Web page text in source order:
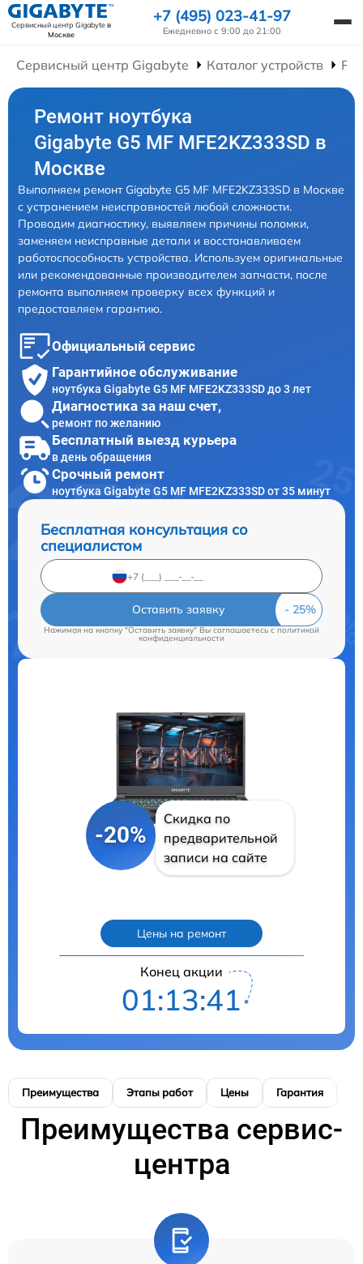
Сервисный центр Gigabyteв
Москве
+7 (495) 023-41-97
Ежедневно с 9:00 до 21:00
Сервисный центр Gigabyte Каталог устройств
Ремонт ноутбука
Gigabyte G5 MF MFE2KZ333SD в
Москве
Выполняем ремонт Gigabyte G5 MF MFE2KZ333SD в Москве
с устранением неисправностей любой сложности.
Проводим диагностику, выявляем причины поломки,
заменяем неисправные детали и восстанавливаем
работоспособность устройства. Используем оригинальные
или рекомендованные производителем запчасти, после
ремонта выполняем проверку всех функций и
предоставляем гарантию.
Официальный сервис
Гарантийное обслуживание
ноутбука Gigabyte G5 MF MFE2KZ333SD до 3 лет
Диагностика за наш счет,
ремонт по желанию
Бесплатный выезд курьера
в день обращения
Срочный ремонт
ноутбука Gigabyte G5 MF MFE2KZ333SD от 35 минут
Бесплатная консультация со
специалистом
Оставить заявку
Нажимая на кнопку "Оставить заявку" Вы соглашаетесь c политикой
конфиденциальности
-20%
Скидка по
предварительной
записи на сайте
Цены на ремонт
Конец акции
01:13:40
Преимущества Этапы работ Цены Гарантия
Преимущества сервис-
центра